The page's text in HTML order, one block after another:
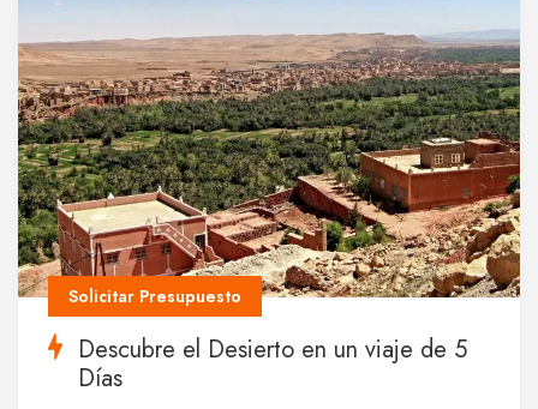
Solicitar Presupuesto
Descubre el Desierto en un viaje de 5
Días